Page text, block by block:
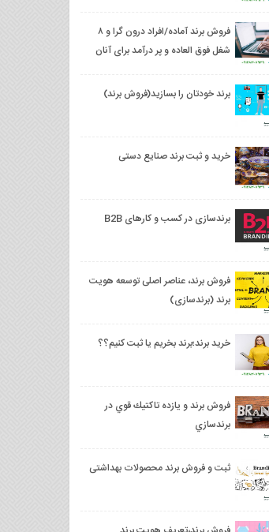
فروش برند آماده/افراد درون گرا و ۸
شغل فوق العاده و پر درآمد برای آنان
برند خودتان را بسازید(فروش برند)
خرید و ثبت برند صنایع دستی
برندسازی در کسب و کارهای B2B
فروش برند، عناصر اصلی توسعه هویت
برند (برندسازی)
خرید برند؛برند بخریم یا ثبت کنیم؟؟
فروش برند و يازده تاكتيك قوي در
برندسازي
ثبت و فروش برند محصولات بهداشتی